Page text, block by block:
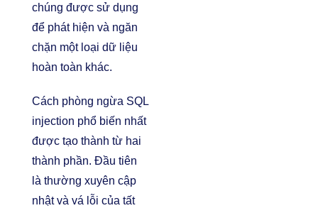
chúng được sử dụng
để phát hiện và ngăn
chặn một loại dữ liệu
hoàn toàn khác.
Cách phòng ngừa SQL
injection phổ biến nhất
được tạo thành từ hai
thành phần. Đầu tiên
là thường xuyên cập
nhật và vá lỗi của tất